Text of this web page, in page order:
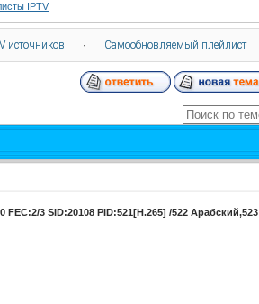
IPTV
источников · Самообновляемый плейлист
FEC:2/3 SID:20108 PID:521[H.265] /522 Арабский,523